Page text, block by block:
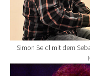
Simon Seidl mit dem
Show larger version